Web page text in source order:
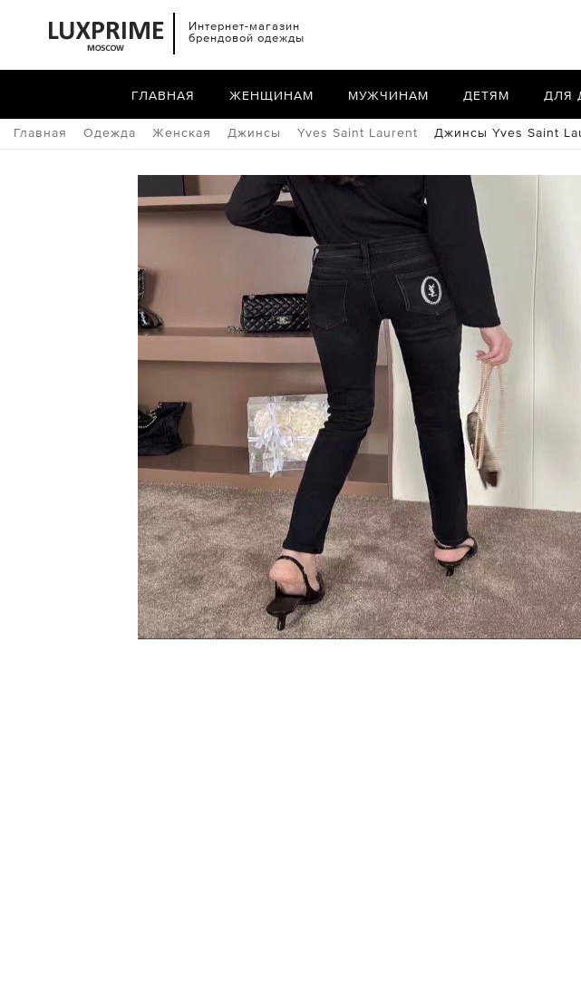
Интернет-магазин
брендовой одежды
ГЛАВНАЯ ЖЕНЩИНАМ МУЖЧИНАМ ДЕТЯМ ДЛЯ
Главная Одежда Женская Джинсы Yves Saint Laurent Джинсы Yves Saint